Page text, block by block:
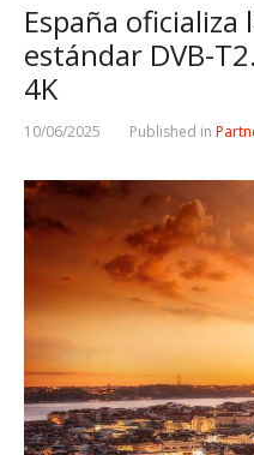
España
estándar DVB-
4K
10/06/2025 Published in